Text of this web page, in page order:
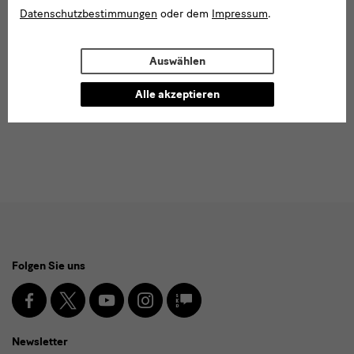
Datenschutzbestimmungen oder dem Impressum.
Auswählen
Alle akzeptieren
Media
und
Newsletter
Folgen Sie uns
Facebook
X YoutubeInstagramSKD
Blog
Newsletter